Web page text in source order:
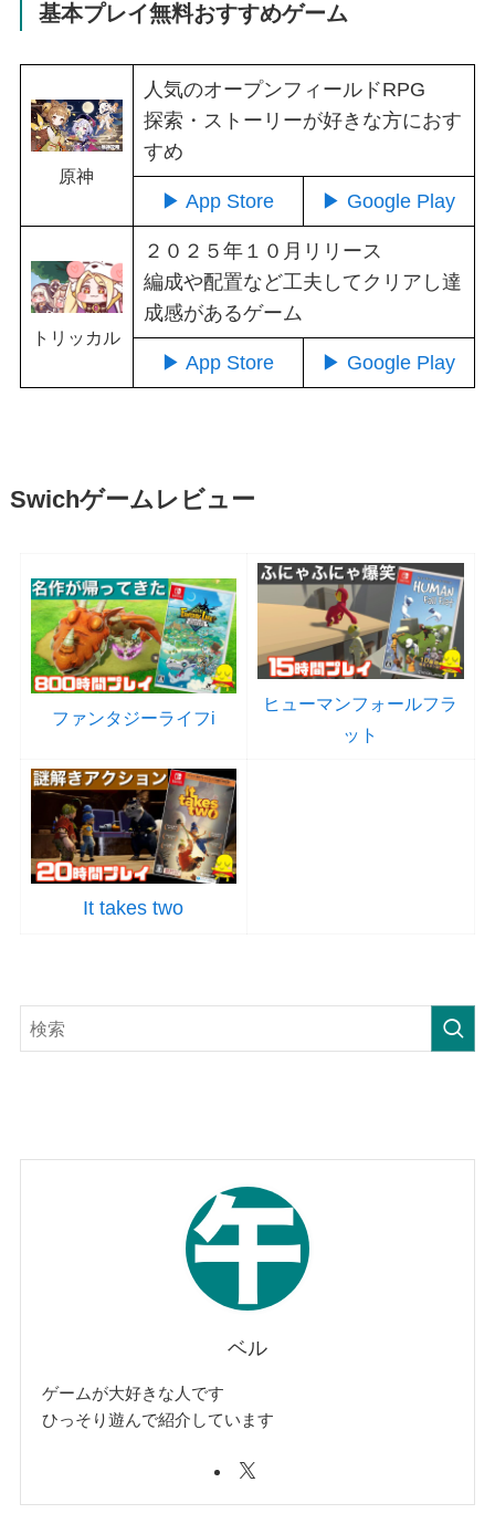
基本プレイ無料おすすめゲーム
原神
人気のオープンフィールドRPG
探索・ストーリーが好きな方におす
すめ
▶ App Store ▶ Google Play
トリッカル
２０２５年１０月リリース
編成や配置など工夫してクリアし達
成感があるゲーム
▶ App Store ▶ Google Play
Swichゲームレビュー
ファンタジーライフi
ヒューマンフォールフラ
ット
It takes two
ベル
ゲームが大好きな人です
ひっそり遊んで紹介しています